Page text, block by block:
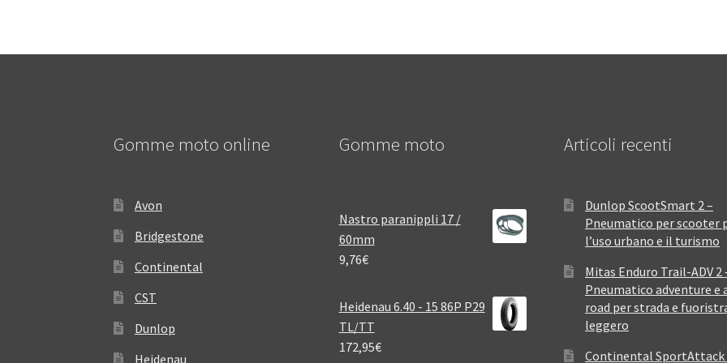
Gomme moto online
Avon
Bridgestone
Continental
CST
Dunlop
Heidenau
Gomme moto
Nastro paranippli 17 /
60mm
9,76€
Heidenau 6.40 - 15 86P P29
TL/TT
172,95€
Articoli recenti
Dunlop ScootSmart 2 –
Pneumatico per scooter
l’uso urbano e il turismo
Mitas Enduro Trail-ADV 2
Pneumatico adventure e
road per strada e
leggero
Continental SportAttack